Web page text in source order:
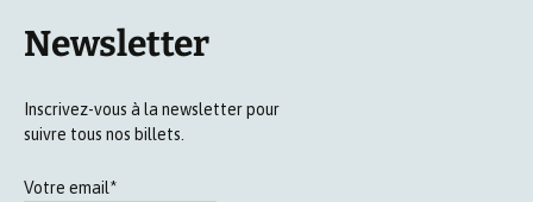
Newsletter
Inscrivez-vous à la newsletter pour
suivre tous nos billets.
Votre email*